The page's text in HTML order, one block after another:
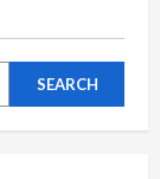
SEARCH